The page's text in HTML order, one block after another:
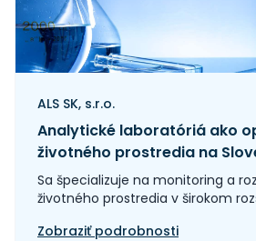
ALS SK, s.r.o.
Analytické laboratóriá ako
životného prostredia na
Sa špecializuje na monitoring a
životného prostredia v širokom
Zobraziť podrobnosti